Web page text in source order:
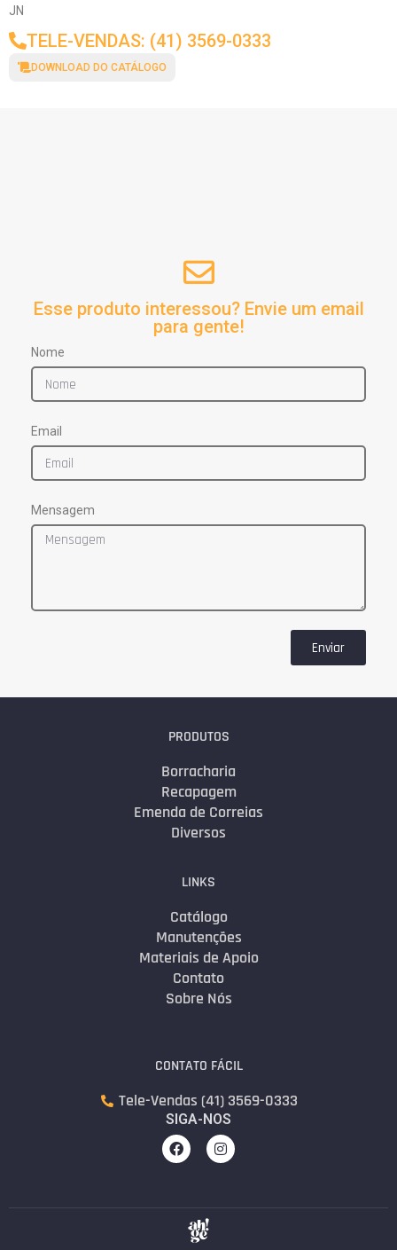
JN
TELE-VENDAS: (41) 3569-0333
DOWNLOAD DO CATÁLOGO
Esse produto interessou? Envie um email
para gente!
Nome
Email
Mensagem
Enviar
PRODUTOS
Borracharia
Recapagem
Emenda de Correias
Diversos
LINKS
Catálogo
Manutenções
Materiais de Apoio
Contato
Sobre Nós
CONTATO FÁCIL
Tele-Vendas (41) 3569-0333
SIGA-NOS